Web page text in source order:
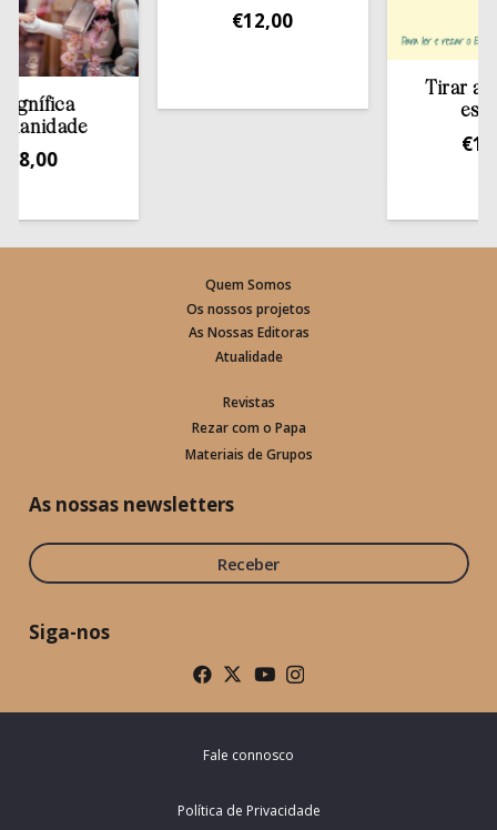
12,00
Tirar a
estante
13,50
Quem Somos
Os nossos projetos
As Nossas Editoras
Atualidade
Revistas
Rezar com o Papa
Materiais de Grupos
As nossas newsletters
Receber
Siga-nos
Fale connosco
Política de Privacidade